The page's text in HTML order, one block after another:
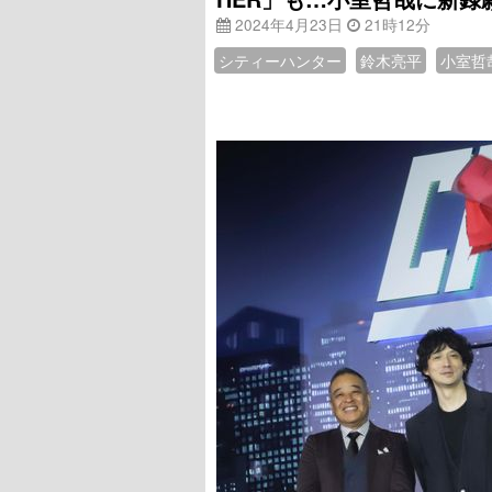
2024年4月23日
21時12分
シティーハンター
鈴木亮平 小室哲